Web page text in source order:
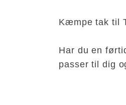
Kæmpe tak til
Har du en
passer til dig